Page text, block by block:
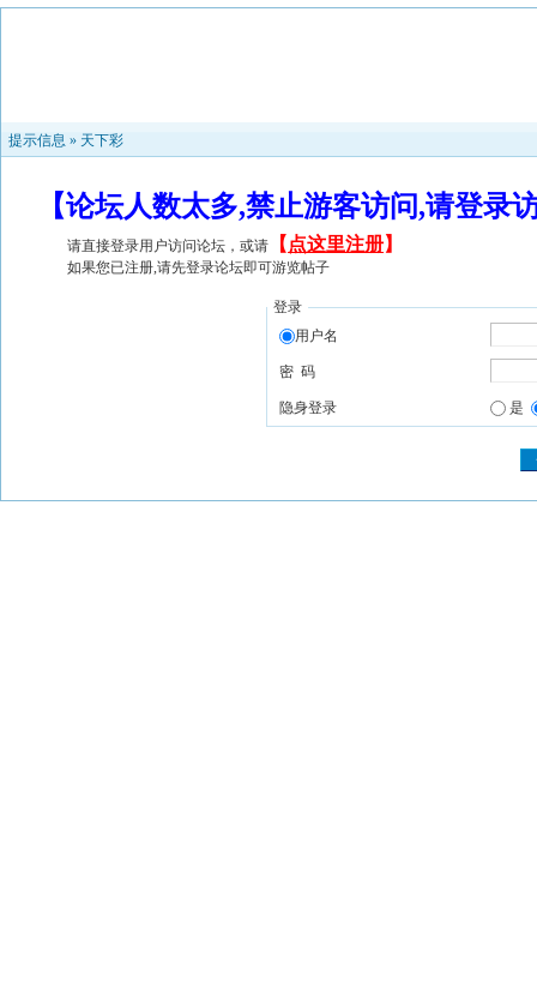
提示信息 » 天下彩
【论坛人数太多,禁止游客访问,请登
请直接登录用户访问论坛，或请 【 点这里注册】
如果您已注册,请先登录论坛即可游览帖子
登录
用户名
密 码
隐身登录 是